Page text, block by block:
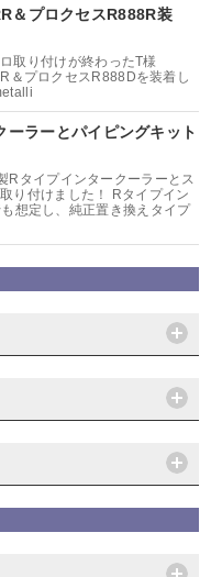
＆プロクセスR888R装
取り付けが終わったT様
＆プロクセスR888Dを装着し
ラーとパイピングキット
Rタイプインタークーラーとス
り付けました！ Rタイプイン
想定し、純正置き換えタイプ